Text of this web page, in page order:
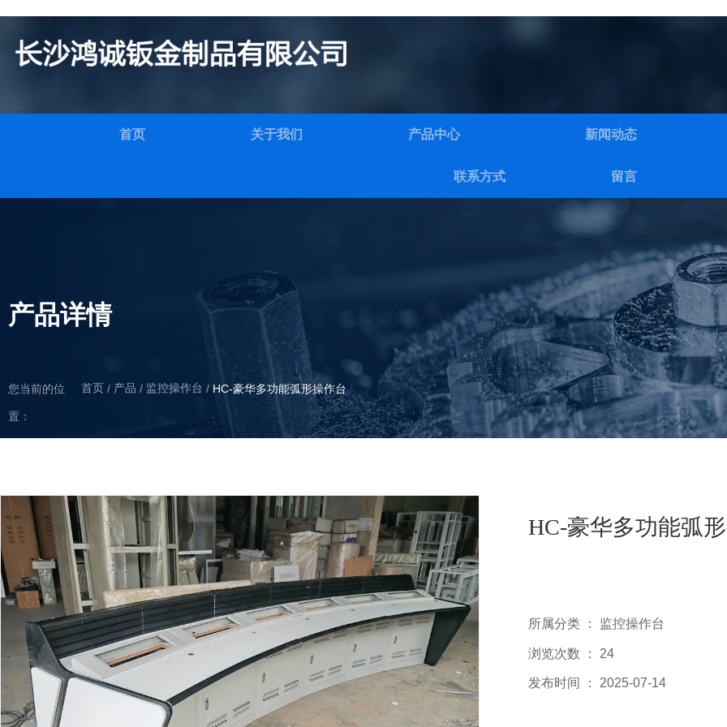
首页 关于我们 产品中心 新闻动态
联系方式 留言
产品详情
您当前的位
置：
首页/ 产品 / 监控操作台 / HC-豪华多功能弧形操作台
HC-豪华多功能弧
所属分类 ： 监控操作台
浏览次数 ： 24
发布时间 ： 2025-07-14